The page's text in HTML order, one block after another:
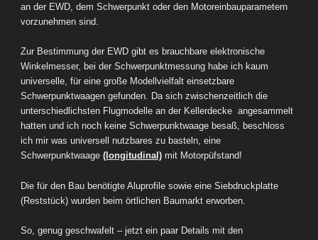
an der EWD, dem Schwerpunkt oder den Motoreinbauparametern
vorzunehmen sind.
Zur Bestimmung der EWD gibt es brauchbare elektronische
Winkelmesser, bei der Schwerpunktmessung habe ich kaum
universelle, für eine große Modellvielfalt einsetzbare
Schwerpunktwaagen gefunden. Da sich zwischenzeitlich die
unterschiedlichsten Flugmodelle an der Kellerdecke angesammelt
hatten und ich noch keine Schwerpunktwaage besaß, beschloss
ich mir was universell nutzbares zu basteln, eine
Schwerpunktwaage (longitudinal)mit Motorpüfstand!
Die für den Bau benötigte Aluprofile sowie eine Siebdruckplatte
(Reststück) wurden beim örtlichen Baumarkt erworben.
So, genug geschwafelt – jetzt ein paar Details mit den